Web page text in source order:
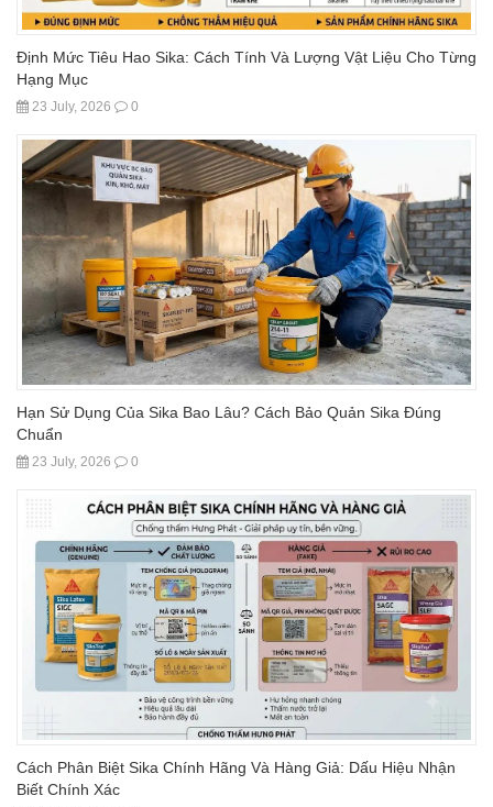
Định Mức Tiêu Hao Sika: Cách Tính Và Lượng Vật Liệu Cho Từng
Hạng Mục
23 July, 2026 0
Hạn Sử Dụng Của Sika Bao Lâu? Cách Bảo Quản Sika Đúng
Chuẩn
23 July, 2026 0
Cách Phân Biệt Sika Chính Hãng Và Hàng Giả: Dấu Hiệu Nhận
Biết Chính Xác